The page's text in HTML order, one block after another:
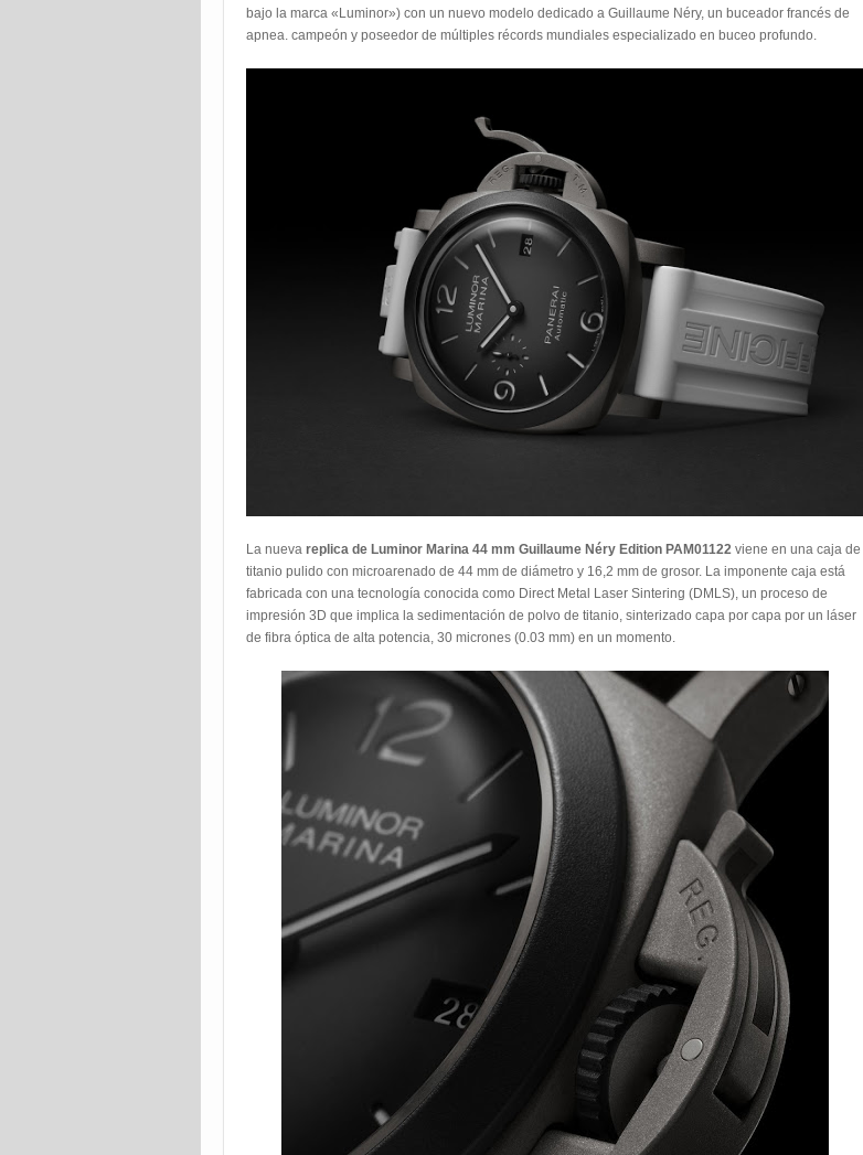
bajo la marca «Luminor») con un nuevo modelo dedicado a Guillaume Néry, un buceador francés de
apnea. campeón y poseedor de múltiples récords mundiales especializado en buceo profundo.
La nueva replica de Luminor Marina 44 mm Guillaume Néry Edition PAM01122 viene en una caja de
titanio pulido con microarenado de 44 mm de diámetro y 16,2 mm de grosor. La imponente caja está
fabricada con una tecnología conocida como Direct Metal Laser Sintering (DMLS), un proceso de
impresión 3D que implica la sedimentación de polvo de titanio, sinterizado capa por capa por un láser
de fibra óptica de alta potencia, 30 micrones (0.03 mm) en un momento.